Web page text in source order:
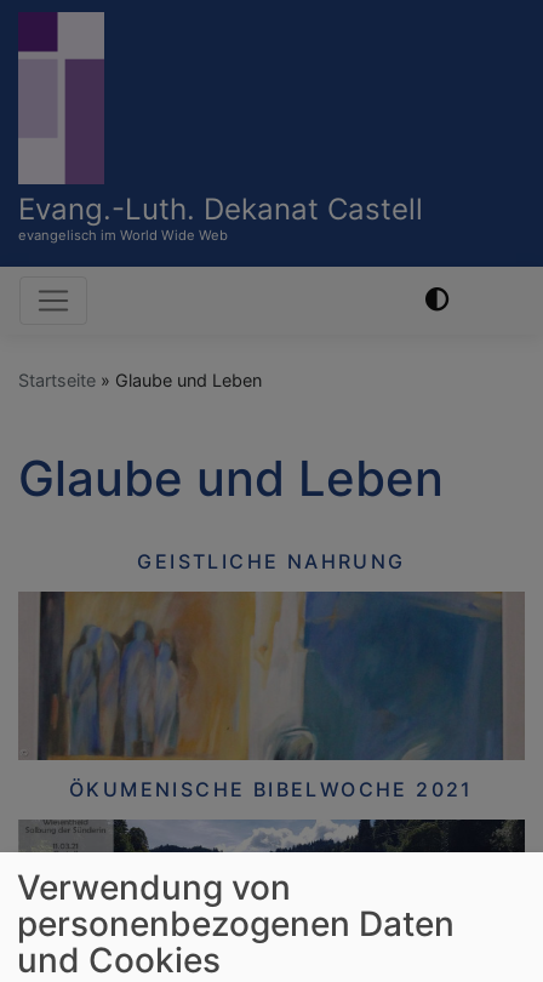
Direkt
Evang.-Luth. Dekanat Castell
evangelisch im World Wide Web
Hauptnavigation
Startseite Glaube und Leben
Glaube und Leben
GEISTLICHE NAHRUNG
ÖKUMENISCHE BIBELWOCHE 2021
Verwendung von
personenbezogenen Daten
und Cookies